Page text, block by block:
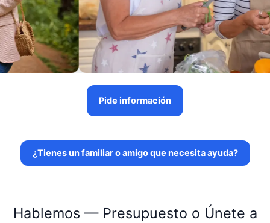
Pide información
¿Tienes un familiar o amigo que necesita ayuda?
Hablemos — Presupuesto o Únete a